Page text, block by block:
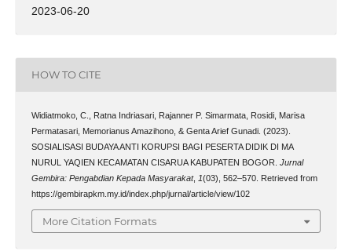
2023-06-20
HOW TO CITE
Widiatmoko, C., Ratna Indriasari, Rajanner P. Simarmata, Rosidi, Marisa
Permatasari, Memorianus Amazihono, & Genta Arief Gunadi. (2023).
SOSIALISASI BUDAYA ANTI KORUPSI BAGI PESERTA DIDIK DI MA
NURUL YAQIEN KECAMATAN CISARUA KABUPATEN BOGOR. Jurnal
Gembira: Pengabdian Kepada Masyarakat, 1(03), 562–570. Retrieved from
https://gembirapkm.my.id/index.php/jurnal/article/view/102
More Citation Formats